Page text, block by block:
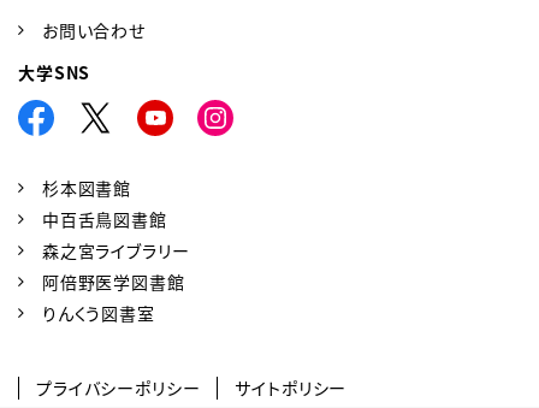
お問い合わせ
大学SNS
杉本図書館
中百舌鳥図書館
森之宮ライブラリー
阿倍野医学図書館
りんくう図書室
プライバシーポリシー サイトポリシー